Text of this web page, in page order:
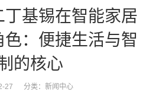
基锡在智能家居
：便捷生活与智
的核心
27 分类： 新闻中心